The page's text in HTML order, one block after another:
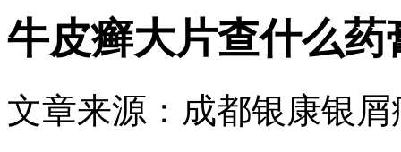
牛皮癣大片查什么药
文章来源：成都银康银屑